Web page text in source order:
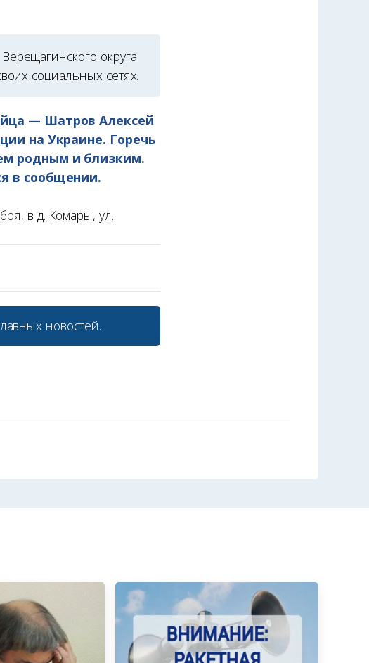
округа
социальных сетях.
— Шатров Алексей
на Украине. Горечь
родным и близким.
в сообщении.
в д. Комары, ул.
новостей.